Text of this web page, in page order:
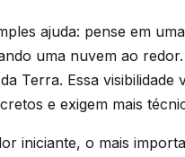
ajuda: pense em
uma nuvem ao
Terra. Essa
e exigem mais
iniciante, o mais